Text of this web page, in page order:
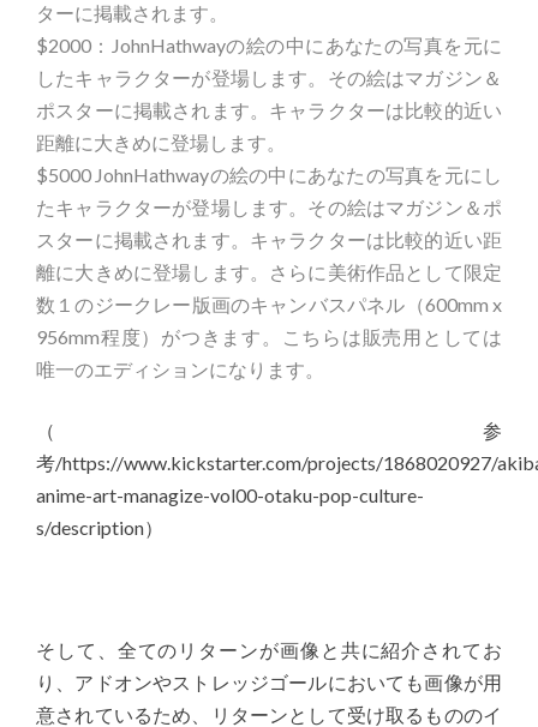
ターに掲載されます。
$2000：JohnHathwayの絵の中にあなたの写真を元に
したキャラクターが登場します。その絵はマガジン＆
ポスターに掲載されます。キャラクターは比較的近い
距離に大きめに登場します。
$5000 JohnHathwayの絵の中にあなたの写真を元にし
たキャラクターが登場します。その絵はマガジン＆ポ
スターに掲載されます。キャラクターは比較的近い距
離に大きめに登場します。さらに美術作品として限定
数１のジークレー版画のキャンバスパネル（600mm x
956mm程度）がつきます。こちらは販売用としては
唯一のエディションになります。
（参
考/https://www.kickstarter.com/projects/1868020927/
anime-art-managize-vol00-otaku-pop-culture-
s/description）
そして、全てのリターンが画像と共に紹介されてお
り、アドオンやストレッジゴールにおいても画像が用
意されているため、リターンとして受け取るもののイ